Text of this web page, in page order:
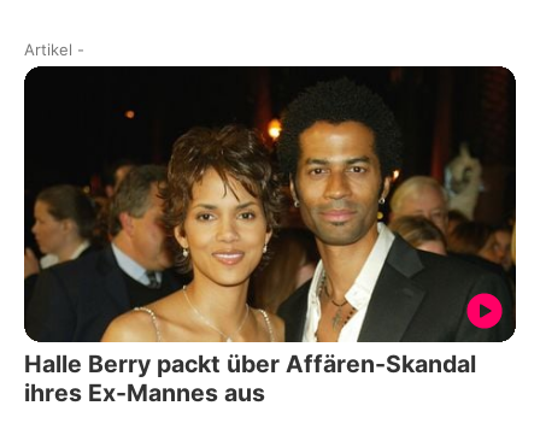
Artikel -
Halle Berry packt über Affären-Skandal
ihres Ex-Mannes aus